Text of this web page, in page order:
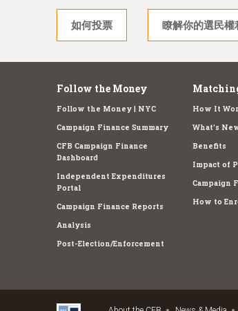
如何投票 瞭解你的選民權
Follow the Money
Follow the Money | NYC
Campaign Finance Summary
CFB Campaign Finance
Dashboard
Independent Expenditures
Portal
Campaign Finance Reports
Analysis
Post-Election/Enforcement
How It
What's
Benefits
Impact of
Campaign
How to